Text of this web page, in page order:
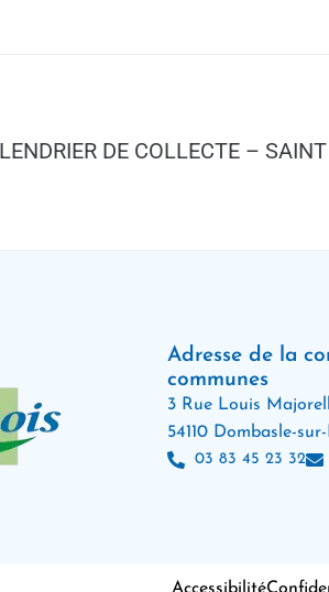
DE COLLECTE –
Adresse de la
communes
3 Rue Louis
54110 Dombasle-
03 83 45 23 32